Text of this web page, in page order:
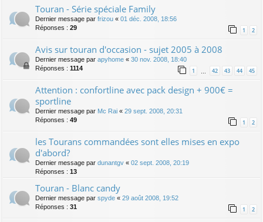
Touran - Série spéciale Family
Dernier message par frizou « 01 déc. 2008, 18:56
Réponses : 29 1 2
Avis sur touran d'occasion - sujet 2005 à 2008
Dernier message par apyhome « 30 nov. 2008, 18:40
Réponses : 1114 1 42 43 44 45
Attention : confortline avec pack design + 900€ =
sportline
Dernier message par Mc Rai « 29 sept. 2008, 20:31
Réponses : 49 1 2
les Tourans commandées sont elles mises en expo
d'abord?
Dernier message par dunantgv « 02 sept. 2008, 20:19
Réponses : 13
Touran - Blanc candy
Dernier message par spyde « 29 août 2008, 19:52
Réponses : 31 1 2